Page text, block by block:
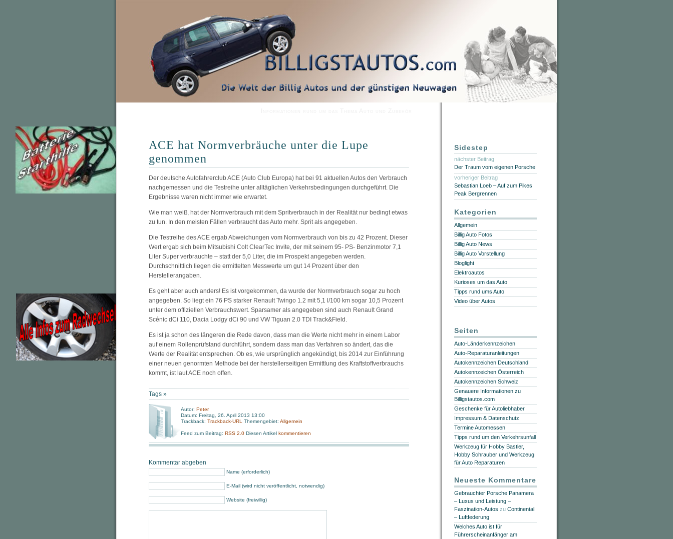
ACE hat Normverbräuche unter die Lupe
genommen
Der deutsche Autofahrerclub ACE (Auto Club Europa) hat bei 91 aktuellen Autos den Verbrauch
nachgemessen und die Testreihe unter alltäglichen Verkehrsbedingungen durchgeführt. Die
Ergebnisse waren nicht immer wie erwartet.
Wie man weiß, hat der Normverbrauch mit dem Spritverbrauch in der Realität nur bedingt etwas
zu tun. In den meisten Fällen verbraucht das Auto mehr. Sprit als angegeben.
Die Testreihe des ACE ergab Abweichungen vom Normverbrauch von bis zu 42 Prozent. Dieser
Wert ergab sich beim Mitsubishi Colt ClearTec Invite, der mit seinem 95- PS- Benzinmotor 7,1
Liter Super verbrauchte – statt der 5,0 Liter, die im Prospekt angegeben werden.
Durchschnittlich liegen die ermittelten Messwerte um gut 14 Prozent über den
Herstellerangaben.
Es geht aber auch anders! Es ist vorgekommen, da wurde der Normverbrauch sogar zu hoch
angegeben. So liegt ein 76 PS starker Renault Twingo 1.2 mit 5,1 l/100 km sogar 10,5 Prozent
unter dem offiziellen Verbrauchswert. Sparsamer als angegeben sind auch Renault Grand
Scénic dCi 110, Dacia Lodgy dCi 90 und VW Tiguan 2.0 TDI Track&Field.
Es ist ja schon des längeren die Rede davon, dass man die Werte nicht mehr in einem Labor
auf einem Rollenprüfstand durchführt, sondern dass man das Verfahren so ändert, das die
Werte der Realität entsprechen. Ob es, wie ursprünglich angekündigt, bis 2014 zur Einführung
einer neuen genormten Methode bei der herstellerseitigen Ermittlung des Kraftstoffverbrauchs
kommt, ist laut ACE noch offen.
Tags »
Autor: Peter
Datum: Freitag, 26. April 2013 13:00
Trackback: Trackback-URL Themengebiet: Allgemein
Feed zum Beitrag: RSS 2.0 Diesen Artikel kommentieren
Kommentar abgeben
Name (erforderlich)
E-Mail (wird nicht veröffentlicht, notwendig)
Website (freiwillig)
Sidestep
nächster Beitrag
Der Traum vom eigenen Porsche
vorheriger Beitrag
Sebastian Loeb – Auf zum Pikes
Peak Bergrennen
Kategorien
Allgemein
Billig Auto Fotos
Billig Auto News
Billig Auto Vorstellung
Bloglight
Elektroautos
Kurioses um das Auto
Tipps rund ums Auto
Video über Autos
Seiten
Auto-Länderkennzeichen
Auto-Reparaturanleitungen
Autokennzeichen Deutschland
Autokennzeichen Österreich
Autokennzeichen Schweiz
Genauere Informationen zu
Billigstautos.com
Geschenke für Autoliebhaber
Impressum & Datenschutz
Termine Automessen
Tipps rund um den Verkehrsunfall
Werkzeug für Hobby Bastler,
Hobby Schrauber und Werkzeug
für Auto Reparaturen
Neueste Kommentare
Gebrauchter Porsche Panamera
– Luxus und Leistung –
Faszination-Autos zu Continental
– Luftfederung
Welches Auto ist für
Führerscheinanfänger am